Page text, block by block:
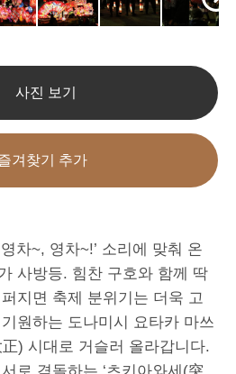
사진 보기
겨찾기 추가
차~, 영차~!’ 소리에 맞춰 온
사방등. 힘찬 구호와 함께 딱
지면 축제 분위기는 더욱 고
원하는 도나미시 요타카 마쓰
) 시대로 거슬러 올라갑니다.
로 격돌하는 ‘츠키아와세(突